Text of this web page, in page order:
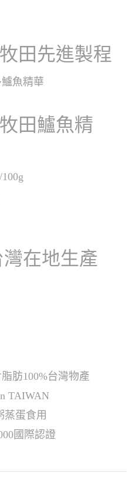
田先進製程
魚精華
田鱸魚精
在地生產
肪100%台灣物產
TAIWAN
蒸蛋食用
國際認證